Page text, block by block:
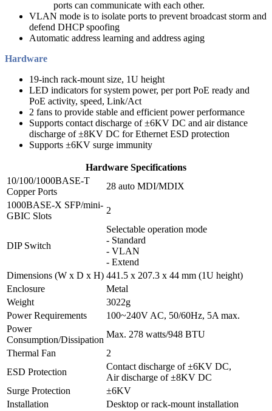
ports can communicate with each other.
VLAN mode is to isolate ports to prevent broadcast storm and
defend DHCP spoofing
Automatic address learning and address aging
Hardware
19-inch rack-mount size, 1U height
LED indicators for system power, per port PoE ready and
PoE activity, speed, Link/Act
2 fans to provide stable and efficient power performance
Supports contact discharge of ±6KV DC and air distance
discharge of ±8KV DC for Ethernet ESD protection
Supports ±6KV surge immunity
Hardware Specifications
10/100/1000BASE-T
Copper Ports
28 auto MDI/MDIX
1000BASE-X SFP/mini-
GBIC Slots
2
DIP Switch
Selectable operation mode
- Standard
- VLAN
- Extend
Dimensions (W x D x H) 441.5 x 207.3 x 44 mm (1U height)
Enclosure
Metal
Weight
3022g
Power Requirements
100~240V AC, 50/60Hz, 5A max.
Power
Consumption/Dissipation
Max. 278 watts/948 BTU
Thermal Fan
2
ESD Protection
Contact discharge of ±6KV DC,
Air discharge of ±8KV DC
Surge Protection
±6KV
Installation
Desktop or rack-mount installation